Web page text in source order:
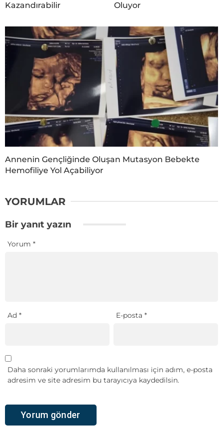
Kazandırabilir
Oluyor
Annenin Gençliğinde Oluşan Mutasyon Bebekte
Hemofiliye Yol Açabiliyor
YORUMLAR
Bir yanıt yazın
Yorum *
Ad * E-posta*
Daha sonraki yorumlarımda kullanılması için adım, e-posta
adresim ve site adresim bu tarayıcıya kaydedilsin.